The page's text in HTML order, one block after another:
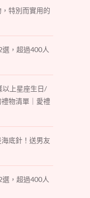
特別而實用的
選，超過400人
以上星座生日/
物清單｜愛禮
海底針！送男友
選，超過400人